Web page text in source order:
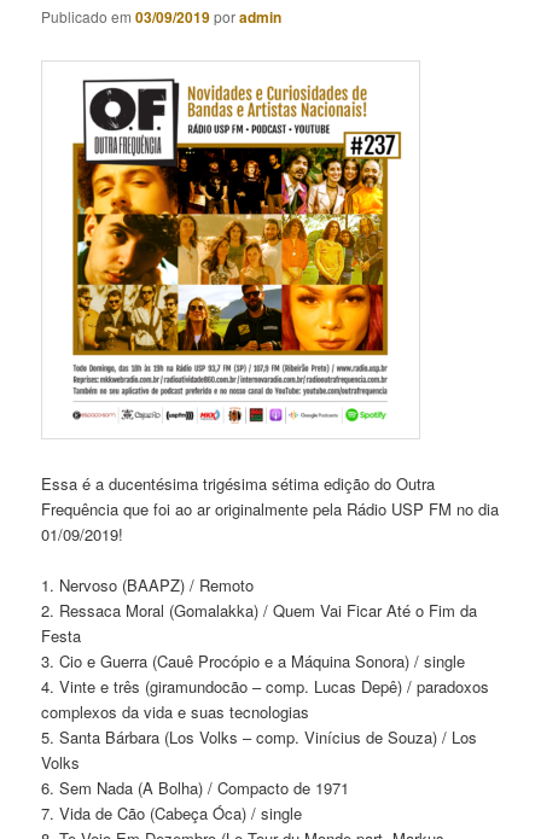
Publicado em03/09/2019poradmin
Essa é a ducentésima trigésima sétima edição do Outra
Frequência que foi ao ar originalmente pela Rádio USP FM no dia
01/09/2019!
1. Nervoso (BAAPZ) / Remoto
2. Ressaca Moral (Gomalakka) / Quem Vai Ficar Até o Fim da
Festa
3. Cio e Guerra (Cauê Procópio e a Máquina Sonora) / single
4. Vinte e três (giramundocão – comp. Lucas Depê) / paradoxos
complexos da vida e suas tecnologias
5. Santa Bárbara (Los Volks – comp. Vinícius de Souza) / Los
Volks
6. Sem Nada (A Bolha) / Compacto de 1971
7. Vida de Cão (Cabeça Óca) / single